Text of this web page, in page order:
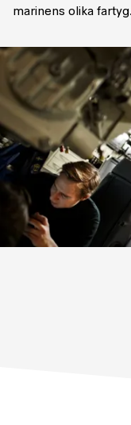
marinens olika fartyg.